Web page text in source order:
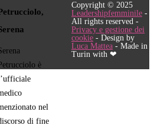
Petrucciolo è
nel
di fine
Copyright © 2025
Leadershipfemminile -
All rights reserved -
Privacy e gestione dei
cookie - Design by
Luca Mattea - Made in
Turin with ❤